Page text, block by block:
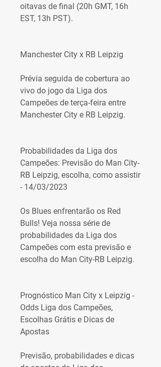
oitavas de final (20h GMT, 16h
EST, 13h PST).
Manchester City x RB Leipzig
Prévia seguida de cobertura ao
vivo do jogo da Liga dos
Campeões de terça-feira entre
Manchester City e RB Leipzig.
Probabilidades da Liga dos
Campeões: Previsão do Man City-
RB Leipzig, escolha, como assistir
- 14/03/2023
Os Blues enfrentarão os Red
Bulls! Veja nossa série de
probabilidades da Liga dos
Campeões com esta previsão e
escolha do Man City-RB Leipzig.
Prognóstico Man City x Leipzig -
Odds Liga dos Campeões,
Escolhas Grátis e Dicas de
Apostas
Previsão, probabilidades e dicas